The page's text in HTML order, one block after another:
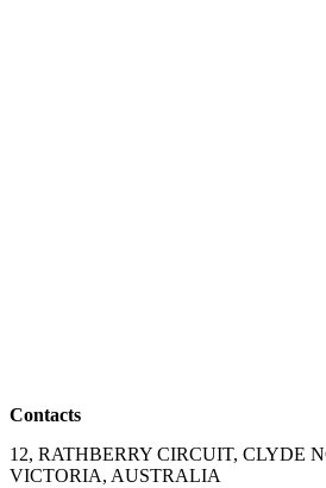
Contacts
12, RATHBERRY CIRCUIT, CLYDE
VICTORIA, AUSTRALIA